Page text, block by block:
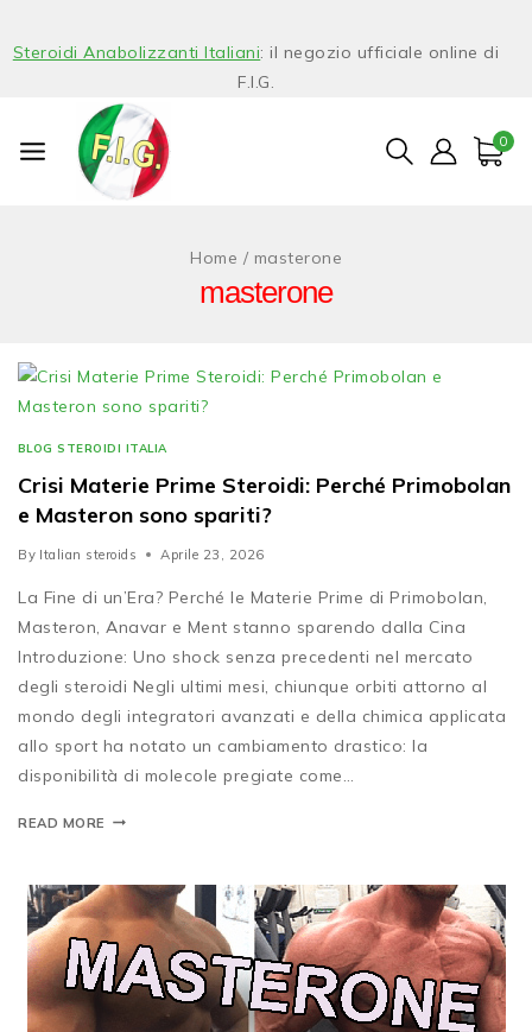
Steroidi Anabolizzanti Italiani: il negozio ufficiale online di
F.I.G.
0
Home / masterone
masterone
BLOG STEROIDI ITALIA
Crisi Materie Prime Steroidi: Perché Primobolan
e Masteron sono spariti?
By Italian steroids Aprile 23, 2026
La Fine di un’Era? Perché le Materie Prime di Primobolan,
Masteron, Anavar e Ment stanno sparendo dalla Cina
Introduzione: Uno shock senza precedenti nel mercato
degli steroidi Negli ultimi mesi, chiunque orbiti attorno al
mondo degli integratori avanzati e della chimica applicata
allo sport ha notato un cambiamento drastico: la
disponibilità di molecole pregiate come…
READ MORE